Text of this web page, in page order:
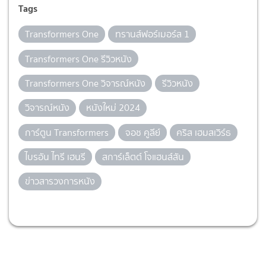
Tags
Transformers One
ทรานส์ฟอร์เมอร์ส 1
Transformers One รีวิวหนัง
Transformers One วิจารณ์หนัง
รีวิวหนัง
วิจารณ์หนัง
หนังใหม่ 2024
การ์ตูน Transformers
จอช คูลีย์
คริส เฮมสเวิร์ธ
ไบรอัน ไทรี เฮนรี
สการ์เล็ตต์ โจแฮนส์สัน
ข่าวสารวงการหนัง